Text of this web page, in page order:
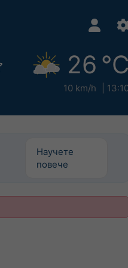
26 °C
10 km/h
Научете
повече